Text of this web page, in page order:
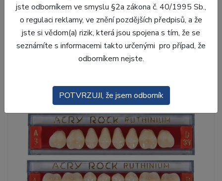
jste odborníkem ve smyslu §2a zákona č. 40/1995 Sb.,
o regulaci reklamy, ve znění pozdějších předpisů, a že
jste si vědom(a) rizik, která jsou spojena s tím, že se
seznámíte s informacemi takto určenými pro případ, že
odborníkem nejste.
POTVRZUJI, že jsem odborník